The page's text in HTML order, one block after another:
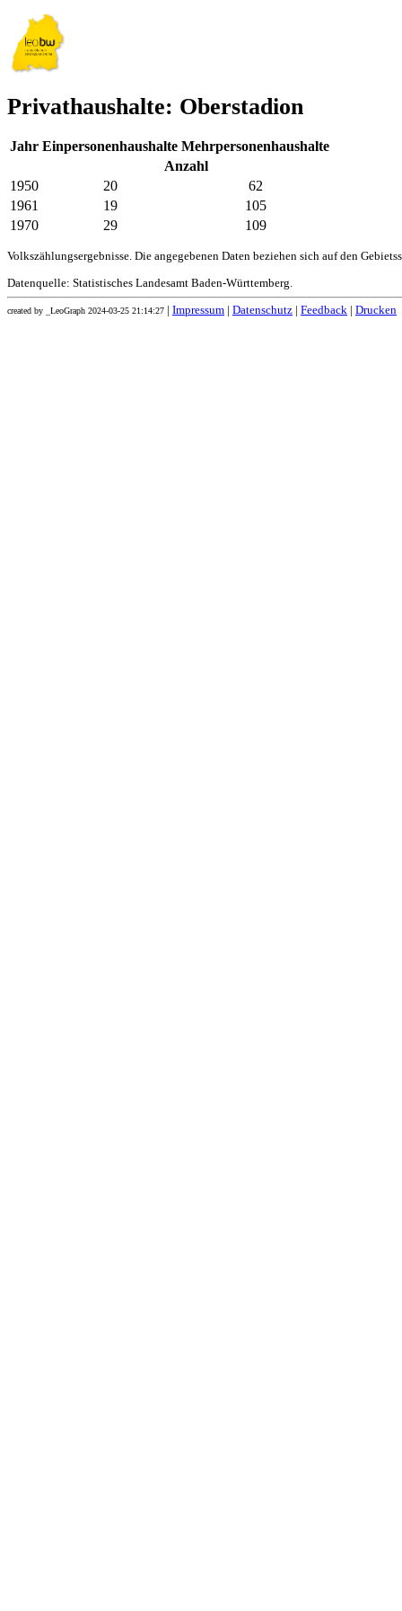
Privathaushalte: Oberstadion
Jahr Einpersonenhaushalte Mehrpersonenhaushalte
Anzahl
1950
20
62
1961
19
105
1970
29 109
Volkszählungsergebnisse. Die angegebenen Daten beziehen sich auf den
Datenquelle: Statistisches Landesamt Baden-Württemberg.
created by _LeoGraph 2024-03-25 21:14:27 Impressum Datenschutz Feedback Drucken